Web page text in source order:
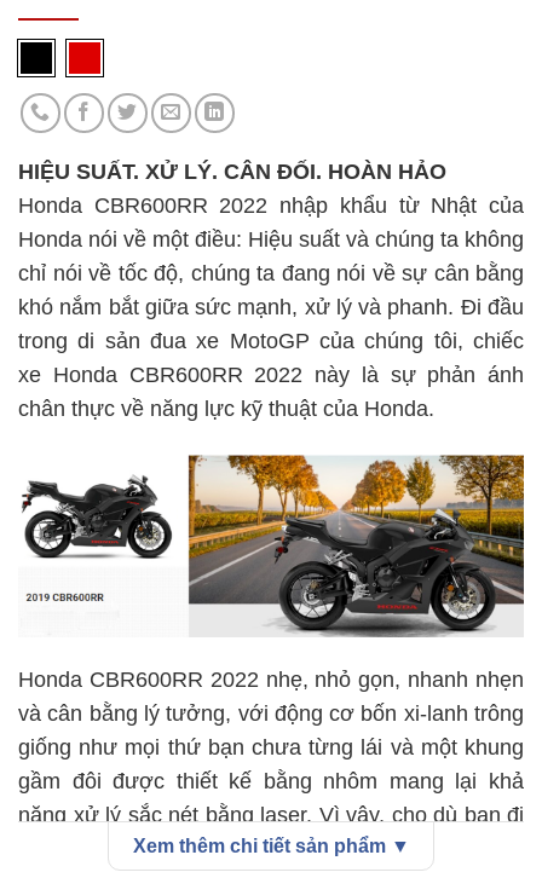
HIỆU SUẤT. XỬ LÝ. CÂN ĐỐI. HOÀN HẢO
Honda CBR600RR 2022 nhập khẩu từ Nhật của
Honda nói về một điều: Hiệu suất và chúng ta không
chỉ nói về tốc độ, chúng ta đang nói về sự cân bằng
khó nắm bắt giữa sức mạnh, xử lý và phanh. Đi đầu
trong di sản đua xe MotoGP của chúng tôi, chiếc
xe Honda CBR600RR 2022 này là sự phản ánh
chân thực về năng lực kỹ thuật của Honda.
Honda CBR600RR 2022 nhẹ, nhỏ gọn, nhanh nhẹn
và cân bằng lý tưởng, với động cơ bốn xi-lanh trông
giống như mọi thứ bạn chưa từng lái và một khung
gầm đôi được thiết kế bằng nhôm mang lại khả
năng xử lý sắc nét bằng laser. Vì vậy, cho dù bạn đi
xe trên đường phố, khắc lên con đường hẻm núi
Xem thêm chi tiết sản phẩm ▼